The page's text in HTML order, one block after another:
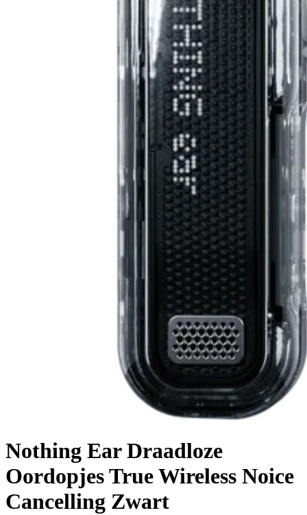
Nothing Ear Draadloze
Oordopjes True Wireless Noice
Cancelling Zwart